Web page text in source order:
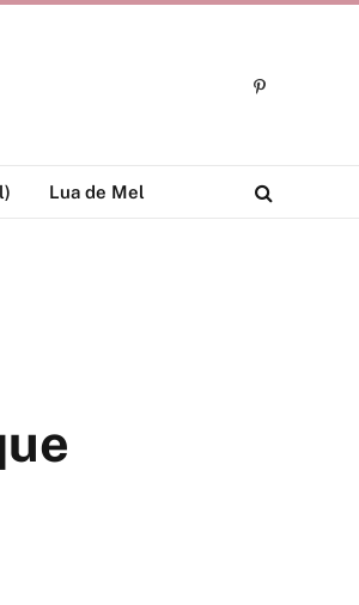
Pinterest
Lua de Mel